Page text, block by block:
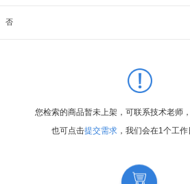
否
您检索的商品暂未上架，可联系技术老师
也可点击提交需求，我们会在1个工作